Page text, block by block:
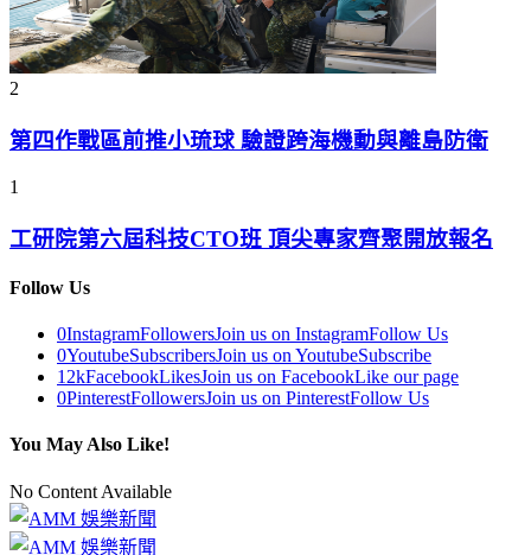
2
第四作戰區前推小琉球 驗證跨海機動與離島防衛
1
工研院第六屆科技CTO班 頂尖專家齊聚開放報名
Follow Us
0InstagramFollowersJoin us on InstagramFollow Us
0YoutubeSubscribersJoin us on YoutubeSubscribe
12kFacebookLikesJoin us on FacebookLike our page
0PinterestFollowersJoin us on PinterestFollow Us
You May Also Like!
No Content Available